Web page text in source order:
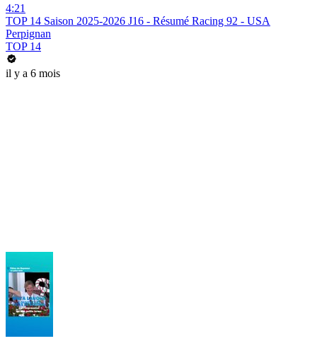
4:21
TOP 14 Saison 2025-2026 J16 - Résumé Racing 92 - USA
Perpignan
TOP 14
il y a 6 mois